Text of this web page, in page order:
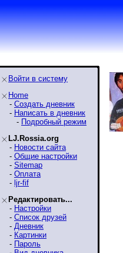
Войти в систему
Home
- Создать дневник
- Написать в дневник
- Подробный режим
LJ.Rossia.org
- Новости сайта
- Общие настройки
- Sitemap
- Оплата
- ljr-fif
Редактировать...
- Настройки
- Список друзей
- Дневник
- Картинки
- Пароль